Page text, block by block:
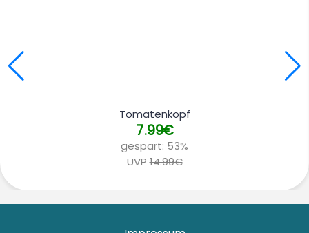
Tomatenkopf
7.99€
gespart: 53%
UVP14.99€